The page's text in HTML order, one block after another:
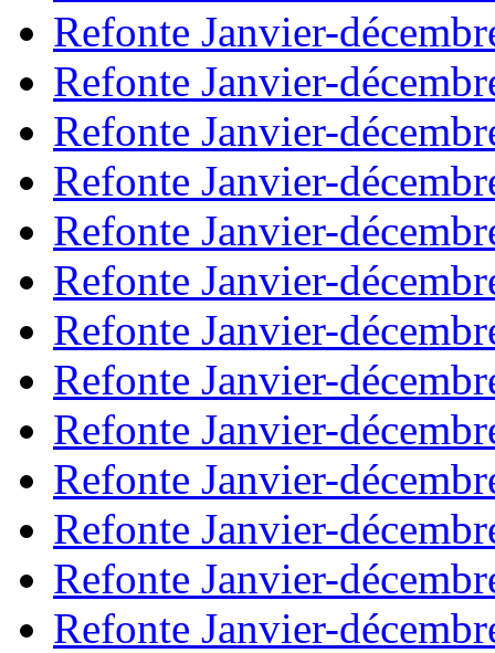
Refonte Janvier-
Refonte Janvier-
Refonte Janvier-
Refonte Janvier-
Refonte Janvier-
Refonte Janvier-
Refonte Janvier-
Refonte Janvier-
Refonte Janvier-
Refonte Janvier-
Refonte Janvier-
Refonte Janvier-
Refonte Janvier-